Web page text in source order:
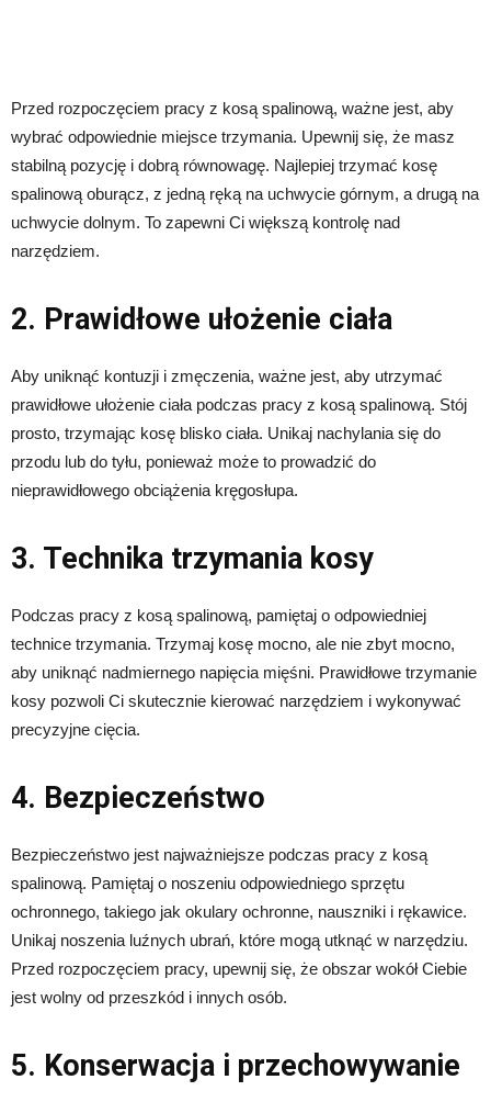
Przed rozpoczęciem pracy z kosą spalinową, ważne jest, aby
wybrać odpowiednie miejsce trzymania. Upewnij się, że masz
stabilną pozycję i dobrą równowagę. Najlepiej trzymać kosę
spalinową oburącz, z jedną ręką na uchwycie górnym, a drugą na
uchwycie dolnym. To zapewni Ci większą kontrolę nad
narzędziem.
2. Prawidłowe ułożenie ciała
Aby uniknąć kontuzji i zmęczenia, ważne jest, aby utrzymać
prawidłowe ułożenie ciała podczas pracy z kosą spalinową. Stój
prosto, trzymając kosę blisko ciała. Unikaj nachylania się do
przodu lub do tyłu, ponieważ może to prowadzić do
nieprawidłowego obciążenia kręgosłupa.
3. Technika trzymania kosy
Podczas pracy z kosą spalinową, pamiętaj o odpowiedniej
technice trzymania. Trzymaj kosę mocno, ale nie zbyt mocno,
aby uniknąć nadmiernego napięcia mięśni. Prawidłowe trzymanie
kosy pozwoli Ci skutecznie kierować narzędziem i wykonywać
precyzyjne cięcia.
4. Bezpieczeństwo
Bezpieczeństwo jest najważniejsze podczas pracy z kosą
spalinową. Pamiętaj o noszeniu odpowiedniego sprzętu
ochronnego, takiego jak okulary ochronne, nauszniki i rękawice.
Unikaj noszenia luźnych ubrań, które mogą utknąć w narzędziu.
Przed rozpoczęciem pracy, upewnij się, że obszar wokół Ciebie
jest wolny od przeszkód i innych osób.
5. Konserwacja i przechowywanie